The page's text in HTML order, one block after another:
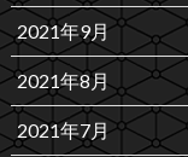
2021年9月
2021年8月
2021年7月